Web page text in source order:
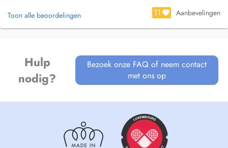
pour l'accompagnement des patientes après un cancer du sein.
Passionnée par le mouvement, je débuterai en septembre 2026 une
Toon alle beoordelingen 11 Aanbevelingen
Hulp
nodig?
Bezoek onze FAQ of neem contact
met ons op